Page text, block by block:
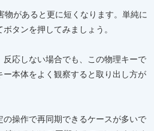
があると更に短くなります。単純に
タンを押してみましょう。
応しない場合でも、この物理キーで
本体をよく観察すると取り出し方が
操作で再同期できるケースが多いで